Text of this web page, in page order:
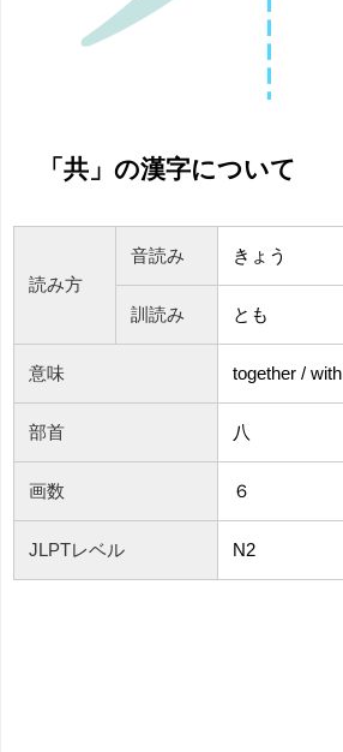
「共」の漢字について
読み方
音読み きょう
訓読み とも
意味 together / with
部首 八
画数 ６
JLPTレベル N2